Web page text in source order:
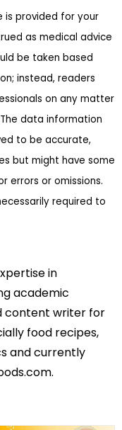
is provided for your
as medical advice
be taken based
instead, readers
on any matter
data information
to be accurate,
but might have some
errors or omissions.
required to
in
academic
content writer for
food recipes,
and currently